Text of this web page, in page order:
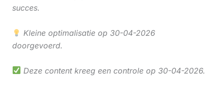
succes.
Kleine optimalisatie op 30-04-2026
doorgevoerd.
Deze content kreeg een controle op 30-04-2026.